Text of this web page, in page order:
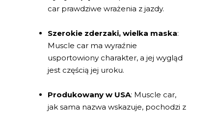
car prawdziwe wrażenia z jazdy.
Szerokie zderzaki, wielka maska:
Muscle car ma wyraźnie
usportowiony charakter, a jej wygląd
jest częścią jej uroku.
Produkowany w USA: Muscle car,
jak sama nazwa wskazuje, pochodzi z